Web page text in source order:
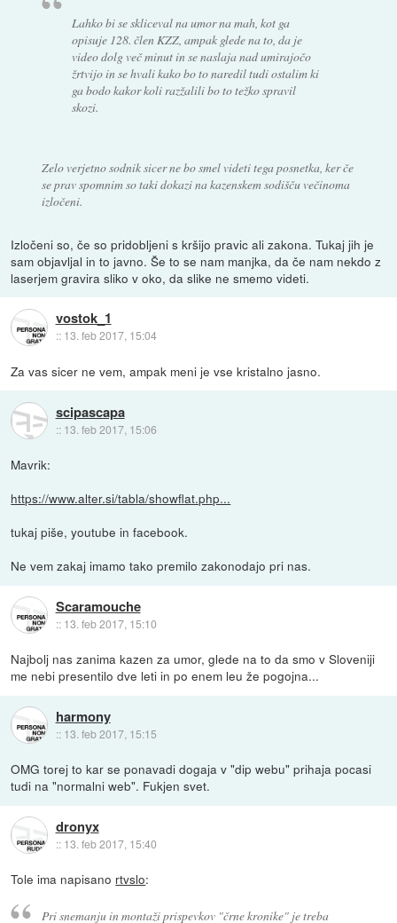
Lahko bi se skliceval na umor na mah, kot ga
opisuje 128. člen KZZ, ampak glede na to, da je
video dolg več minut in se naslaja nad umirajočo
žrtvijo in se hvali kako bo to naredil tudi ostalim ki
ga bodo kakor koli razžalili bo to težko spravil
skozi.
Zelo verjetno sodnik sicer ne bo smel videti tega posnetka, ker če
se prav spomnim so taki dokazi na kazenskem sodišču večinoma
izločeni.
Izločeni so, če so pridobljeni s kršijo pravic ali zakona. Tukaj jih je
sam objavljal in to javno. Še to se nam manjka, da če nam nekdo z
laserjem gravira sliko v oko, da slike ne smemo videti.
vostok_1
:: 13. feb 2017, 15:04
Za vas sicer ne vem, ampak meni je vse kristalno jasno.
scipascapa
:: 13. feb 2017, 15:06
Mavrik:
https://www.alter.si/tabla/showflat.php...
tukaj piše, youtube in facebook.
Ne vem zakaj imamo tako premilo zakonodajo pri nas.
Scaramouche
:: 13. feb 2017, 15:10
Najbolj nas zanima kazen za umor, glede na to da smo v Sloveniji
me nebi presentilo dve leti in po enem leu že pogojna...
harmony
:: 13. feb 2017, 15:15
OMG torej to kar se ponavadi dogaja v "dip webu" prihaja pocasi
tudi na "normalni web". Fukjen svet.
dronyx
:: 13. feb 2017, 15:40
Tole ima napisano rtvslo:
Pri snemanju in montaži prispevkov "črne kronike" je treba